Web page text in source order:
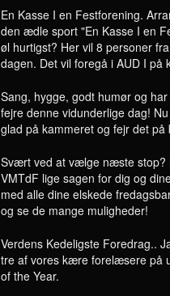
En Kasse I en Festforening.
den ædle sport "En Kasse I en
øl hurtigst? Her vil 8 personer
dagen. Det vil foregå i AUD I på
Sang, hygge, godt humør og
fejre denne vidunderlige dag!
glad på kammeret og fejr det på
Svært ved at vælge næste stop?
VMTdF lige sagen for dig og
med alle dine elskede
og se de mange muligheder!
Verdens Kedeligste Foredrag..
tre af vores kære forelæsere på
of the Year.